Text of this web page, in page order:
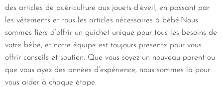
des articles de puériculture aux jouets d’éveil, en passant par
les vêtements et tous les articles nécessaires à bébé.Nous
sommes fiers d’offrir un guichet unique pour tous les besoins de
votre bébé, et notre équipe est toujours présente pour vous
offrir conseils et soutien. Que vous soyez un nouveau parent ou
que vous ayez des années d’expérience, nous sommes là pour
vous aider à chaque étape.